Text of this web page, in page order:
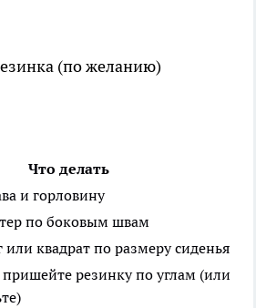
(по желанию)
Что делать
и горловину
по боковым швам
квадрат по размеру сиденья
резинку по углам (или